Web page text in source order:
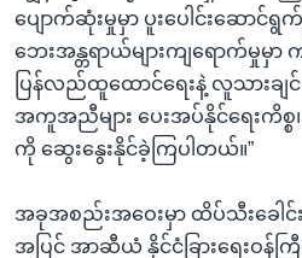
ပျောက်ဆုံးမှုမှာ ပူးပေါင်းဆောင်ရွ
ဘေးအန္တရာယ်များကျရောက်မှုမှ
ပြန်လည်ထူထောင်ရေးနဲ့ လူသားချ
အကူအညီများ ပေးအပ်နိုင်ရေးကိ
ကို ဆွေးနွေးနိုင်ခဲ့ကြပါတယ်။”
အခုအစည်းအဝေးမှာ ထိပ်သီးခေါ
အပြင် အာဆီယံ နိုင်ငံခြားရေးဝန်က